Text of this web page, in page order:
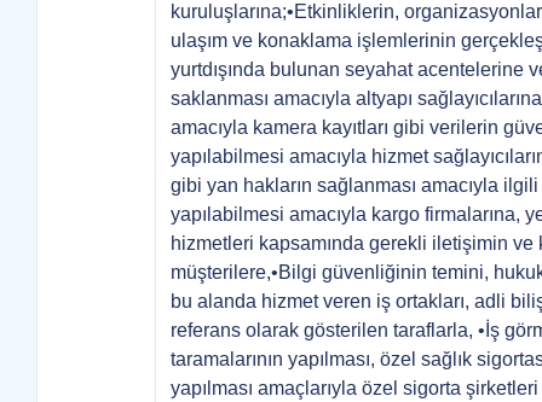
kuruluşlarına;•Etkinliklerin,
ulaşım ve konaklama işlemlerinin
yurtdışında bulunan seyahat acentelerine
saklanması amacıyla altyapı
amacıyla kamera kayıtları gibi verilerin
yapılabilmesi amacıyla hizmet
gibi yan hakların sağlanması amacıyla
yapılabilmesi amacıyla kargo firmalarına,
hizmetleri kapsamında gerekli iletişimin
müşterilere,•Bilgi güvenliğinin temini,
bu alanda hizmet veren iş ortakları, adli
referans olarak gösterilen taraflarla, •İş
taramalarının yapılması, özel sağlık
yapılması amaçlarıyla özel sigorta